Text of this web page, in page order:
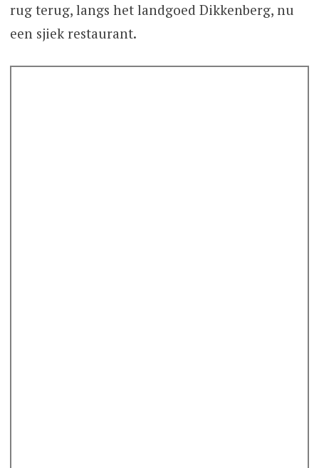
rug terug, langs het landgoed Dikkenberg, nu
een sjiek restaurant.